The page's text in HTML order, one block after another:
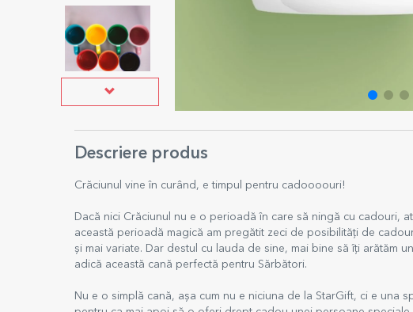
Descriere produs
Crăciunul vine în curând, e timpul pentru cadoooouri!
Dacă nici Crăciunul nu e o perioadă în care să ningă cu cadouri,
această perioadă magică am pregătit zeci de posibilități de
și mai variate. Dar destul cu lauda de sine, mai bine să îți arătăm
adică această cană perfectă pentru Sărbători.
Nu e o simplă cană, așa cum nu e niciuna de la StarGift, ci e una